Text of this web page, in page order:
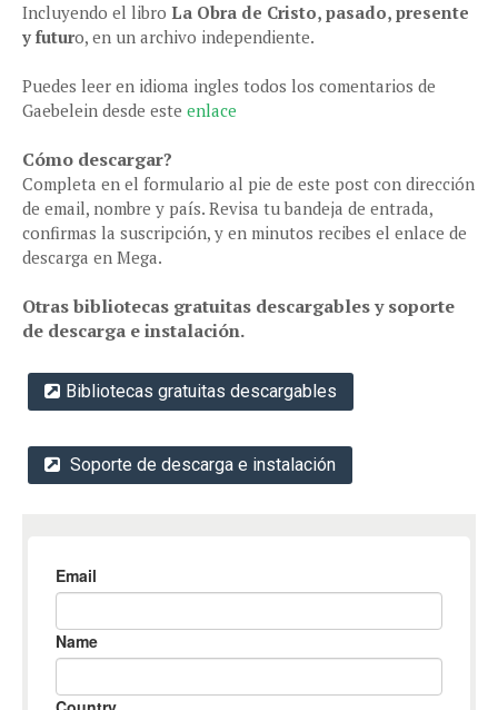
Incluyendo el libro La Obra de Cristo, pasado, presente
y futuro, en un archivo independiente.
Puedes leer en idioma ingles todos los comentarios de
Gaebelein desde este enlace
Cómo descargar?
Completa en el formulario al pie de este post con dirección
de email, nombre y país. Revisa tu bandeja de entrada,
confirmas la suscripción, y en minutos recibes el enlace de
descarga en Mega.
Otras bibliotecas gratuitas descargables y soporte
de descarga e instalación.
Bibliotecas gratuitas descargables
Soporte de descarga e instalación